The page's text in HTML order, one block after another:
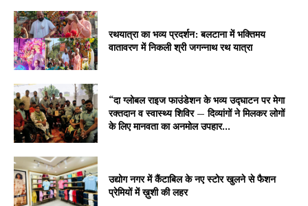
रथयात्रा का भव्य प्रदर्शन: बलटाना में भक्तिमय
वातावरण में निकली श्री जगन्नाथ रथ यात्रा
“दा ग्लोबल राइज फाउंडेशन के भव्य उद्घाटन पर मेगा
रक्तदान व स्वास्थ्य शिविर — दिव्यांगों ने मिलकर लोगों
के लिए मानवता का अनमोल उपहार...
उद्योग नगर में कैंटाबिल के नए स्टोर खुलने से फैशन
प्रेमियों में ख़ुशी की लहर